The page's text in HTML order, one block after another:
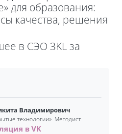
для образования:
качества, решения
в СЭО 3KL за
Владимирович
технологии». Методист
в VK